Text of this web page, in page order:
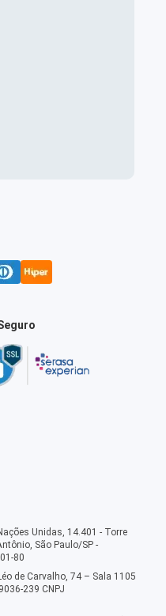
Unidas, 14.401 - Torre
São Paulo/SP -
80
de Carvalho, 74 – Sala 1105
239 CNPJ